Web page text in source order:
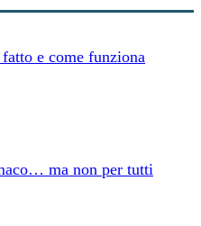
e come funziona
ma non per tutti